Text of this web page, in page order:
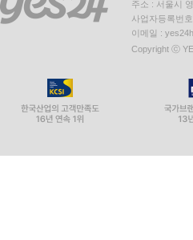
주소 : 서울시
사업자등록번
이메일 :
Copyright ⓒ